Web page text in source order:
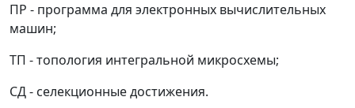
ПР - программа для электронных вычислительных
машин;
ТП - топология интегральной микросхемы;
СД - селекционные достижения.